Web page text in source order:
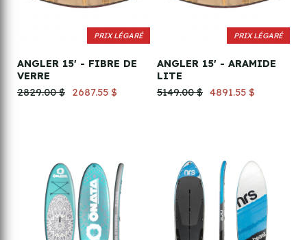
PRIX LÉGARÉ
ANGLER 15' - FIBRE DE
VERRE
2829.00 $
2687.55 $
PRIX LÉGARÉ
ANGLER 15' - ARAMIDE
LITE
5149.00 $ 4891.55 $